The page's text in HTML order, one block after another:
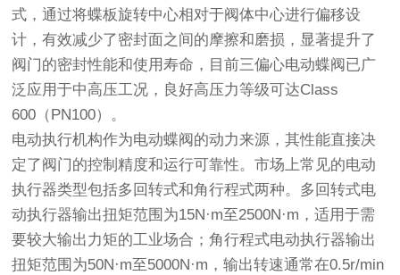
式，通过将蝶板旋转中心相对于阀体中心进行偏移设
计，有效减少了密封面之间的摩擦和磨损，显著提升了
阀门的密封性能和使用寿命，目前三偏心电动蝶阀已广
泛应用于中高压工况，良好高压力等级可达Class
600（PN100）。
电动执行机构作为电动蝶阀的动力来源，其性能直接决
定了阀门的控制精度和运行可靠性。市场上常见的电动
执行器类型包括多回转式和角行程式两种。多回转式电
动执行器输出扭矩范围为15N·m至2500N·m，适用于需
要较大输出力矩的工业场合；角行程式电动执行器输出
扭矩范围为50N·m至5000N·m，输出转速通常在0.5r/min